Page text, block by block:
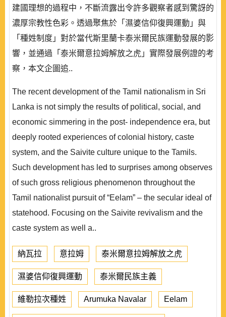
建國理想的過程中，不斷流露出令許多觀察者感到驚訝的
濃厚宗教性色彩。透過聚焦於「濕婆信仰復興運動」與
「種姓制度」對於當代斯里蘭卡泰米爾民族運動發展的影
響，並通過「泰米爾意拉姆解放之虎」實際發展例證的考
察，本文企圖追..
The recent development of the Tamil nationalism in Sri
Lanka is not simply the results of political, social, and
economic simmering in the post- independence era, but
deeply rooted experiences of colonial history, caste
system, and the Saivite culture unique to the Tamils.
Such development has led to surprises among observes
of such gross religious phenomenon throughout the
Tamil nationalist pursuit of “Eelam” – the secular ideal of
statehood. Focusing on the Saivite revivalism and the
caste system as well a..
納瓦拉 意拉姆 泰米爾意拉姆解放之虎
濕婆信仰復興運動 泰米爾民族主義
維勒拉次種姓 Arumuka Navalar Eelam